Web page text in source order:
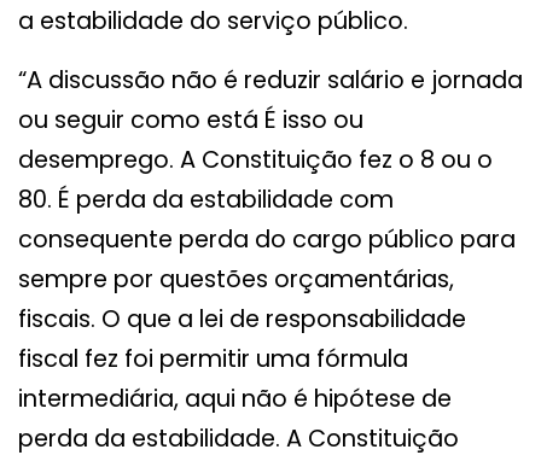
a estabilidade do serviço público.
“A discussão não é reduzir salário e jornada
ou seguir como está É isso ou
desemprego. A Constituição fez o 8 ou o
80. É perda da estabilidade com
consequente perda do cargo público para
sempre por questões orçamentárias,
fiscais. O que a lei de responsabilidade
fiscal fez foi permitir uma fórmula
intermediária, aqui não é hipótese de
perda da estabilidade. A Constituição